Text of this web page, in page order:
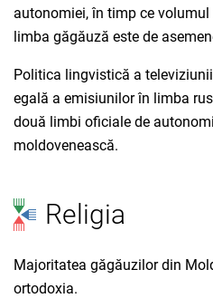
autonomiei, în timp ce
limba găgăuză este de
Politica lingvistică a
egală a emisiunilor în limba
două limbi oficiale de
moldovenească.
Religia
Majoritatea găgăuzilor din
ortodoxia.